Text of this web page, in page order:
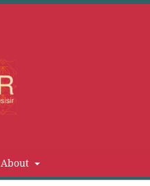
About